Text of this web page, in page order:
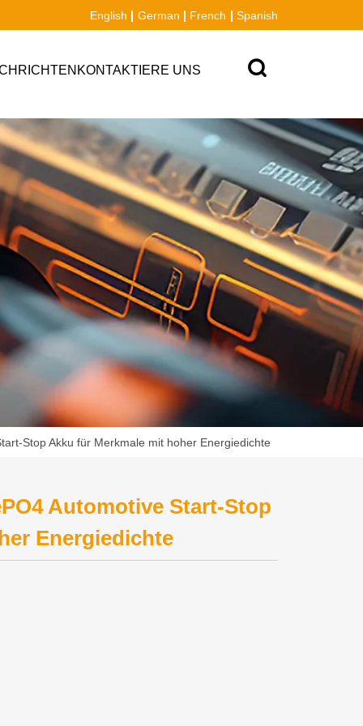
English German French Spanish
KONTAKTIERE UNS
Stop Akku für Merkmale mit hoher Energiedichte
Automotive Start-Stop
Energiedichte